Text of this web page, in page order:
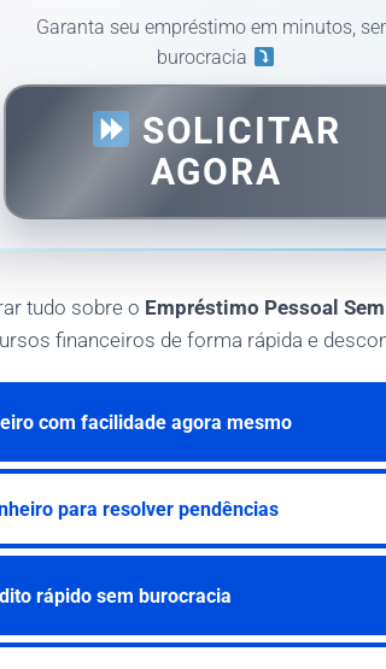
Garanta seu empréstimo em minutos,
burocracia
SOLICITAR
AGORA
tudo sobre o Empréstimo Pessoal
financeiros de forma rápida e
com facilidade agora mesmo
para resolver pendências
rápido sem burocracia